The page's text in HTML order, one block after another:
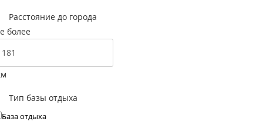
Расстояние до города
более
Тип базы отдыха
База отдыха